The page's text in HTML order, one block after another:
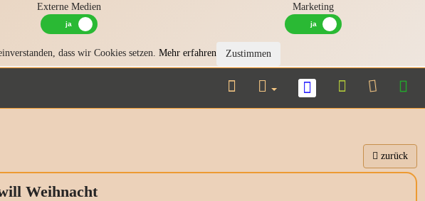
Externe Medien Marketing
dass wir Cookies setzen. Mehr erfahren Zustimmen
zurück
Weihnacht